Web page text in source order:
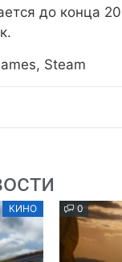
до конца
Steam
КИНО 0